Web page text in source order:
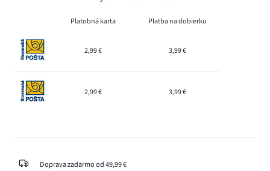
Platobná karta Platba na dobierku
2,99 € 3,99 €
2,99 € 3,99 €
Doprava zadarmo od 49,99 €